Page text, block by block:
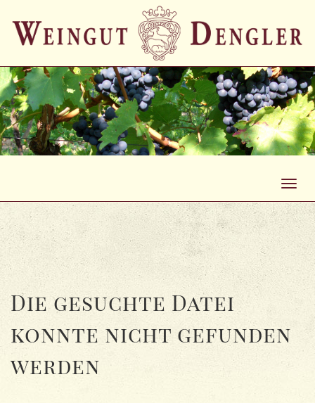
Die gesuchte Datei
konnte nicht gefunden
werden